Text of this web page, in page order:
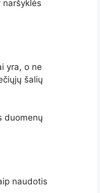
yra, o ne
šalių
duomenų
naudotis